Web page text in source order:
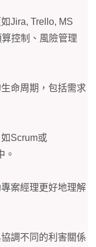
Jira, Trello, MS
控制、風險管理
命周期，包括需求
Scrum或
。
案經理更好地理解
調不同的利害關係